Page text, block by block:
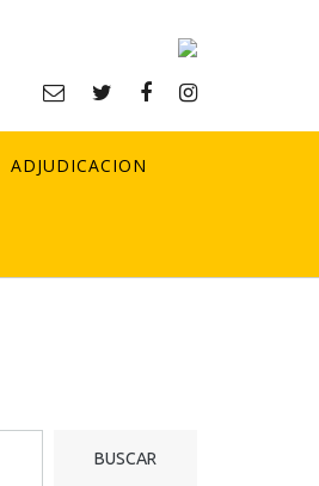
ADJUDICACION
BUSCAR